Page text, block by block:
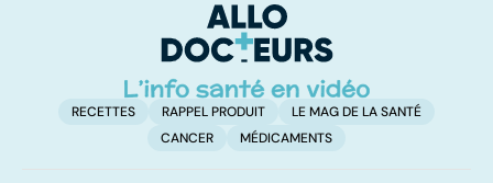
traitements
RECETTES RAPPEL PRODUIT
LE MAG DE LA SANTÉ
CANCER
MÉDICAMENTS